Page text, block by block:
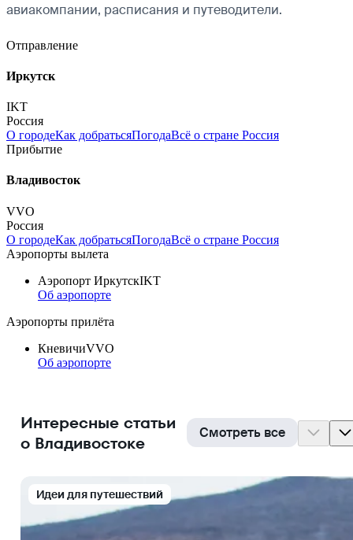
авиакомпании, расписания и путеводители.
Отправление
Иркутск
IKT
Россия
О городеКак добратьсяПогодаВсё о стране Россия
Прибытие
Владивосток
VVO
Россия
О городеКак добратьсяПогодаВсё о стране Россия
Аэропорты вылета
Аэропорт ИркутскIKT
Об аэропорте
Аэропорты прилёта
КневичиVVO
Об аэропорте
Интересные статьи
о Владивостоке
Смотреть все
Идеи для путешествий